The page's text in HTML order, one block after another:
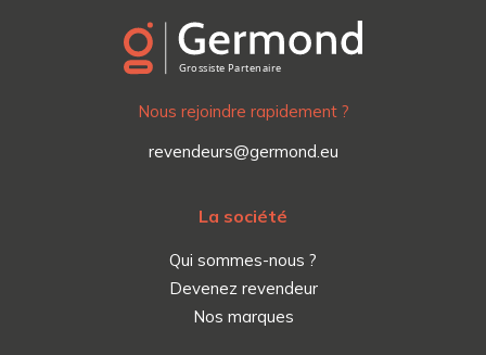
Nous rejoindre rapidement ?
revendeurs@germond.eu
La société
Qui sommes-nous ?
Devenez revendeur
Nos marques